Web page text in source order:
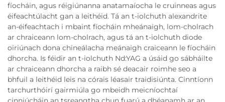
fíocháin, agus réigiúnanna anatamaíocha le cruinneas agus
éifeachtúlacht gan a leithéid. Tá an t-iolchuth alexandrite
an-éifeachtach i mbaint fíocháin mheánaigh, lom-cholrach
ar chraiceann lom-cholrach, agus tá an t-iolchuth diode
oiriúnach dona chineálacha meánaigh craiceann le fíocháin
dhorcha. Is féidir an t-iolchuth Nd:YAG a úsáid go sábháilte
ar chraiceann dhorcha a raibh sé deacair roimhe seo a
bhfuil a leithéid leis na córais léasair traidisiúnta. Cinntíonn
tarchurthóirí gairmiúla go mbeidh meicníochtaí